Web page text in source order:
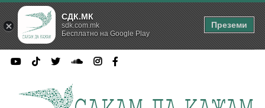
СДК.МК
sdk.com.mk
Бесплатно на Google Play
Преземи